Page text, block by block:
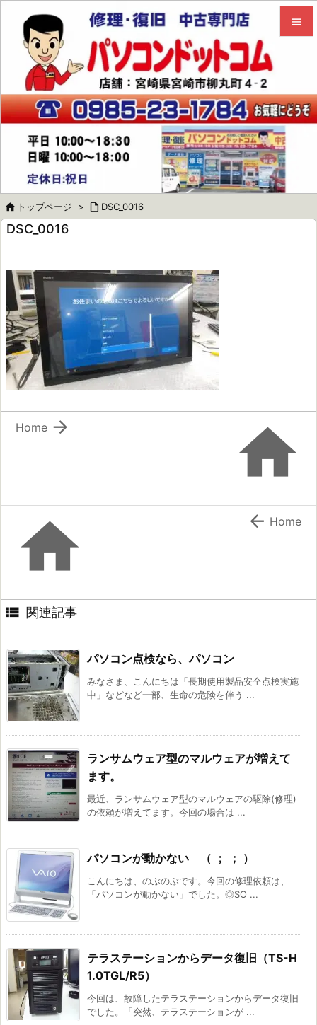

サイド


 トップページ >  DSC_0016
DSC_0016


Home
  Home
 関連記事
パソコン点検なら、パソコン
みなさま、こんにちは「長期使用製品安全点検実施
中」などなど一部、生命の危険を伴う ...
ランサムウェア型のマルウェアが増えて
ます。
最近、ランサムウェア型のマルウェアの駆除(修理)
の依頼が増えてます。今回の場合は ...
パソコンが動かない （ ； ； ）
こんにちは、のぶのぶです。今回の修理依頼は、
「パソコンが動かない」でした。◎SO ...
テラステーションからデータ復旧（TS-H
1.0TGL/R5）
今回は、故障したテラステーションからデータ復旧
でした。「突然、テラステーションが ...